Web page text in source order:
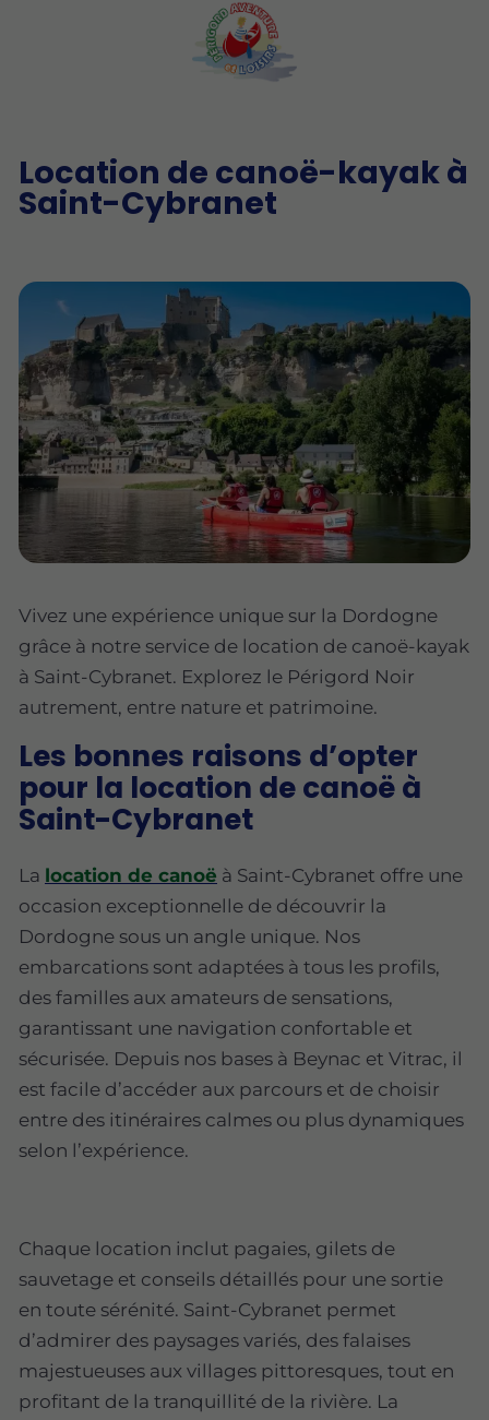
Location de canoë-kayak à
Saint-Cybranet
Vivez une expérience unique sur la Dordogne
grâce à notre service de location de canoë-kayak
à Saint-Cybranet. Explorez le Périgord Noir
autrement, entre nature et patrimoine.
Les bonnes raisons d’opter
pour la location de canoë à
Saint-Cybranet
La location de canoë à Saint-Cybranet offre une
occasion exceptionnelle de découvrir la
Dordogne sous un angle unique. Nos
embarcations sont adaptées à tous les profils,
des familles aux amateurs de sensations,
garantissant une navigation confortable et
sécurisée. Depuis nos bases à Beynac et Vitrac, il
est facile d’accéder aux parcours et de choisir
entre des itinéraires calmes ou plus dynamiques
selon l’expérience.
Chaque location inclut pagaies, gilets de
sauvetage et conseils détaillés pour une sortie
en toute sérénité. Saint-Cybranet permet
d’admirer des paysages variés, des falaises
majestueuses aux villages pittoresques, tout en
profitant de la tranquillité de la rivière. La